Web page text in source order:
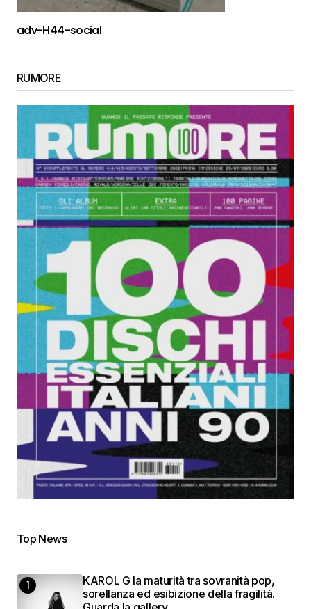
adv-H44-social
RUMORE
Top News
KAROL G la maturità tra sovranità pop,
sorellanza ed esibizione della fragilità.